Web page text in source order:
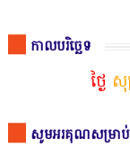
កាលបរិច្ឆេទ
ថ្ងៃ សុ
សូមអរគុណសម្រាប់ក